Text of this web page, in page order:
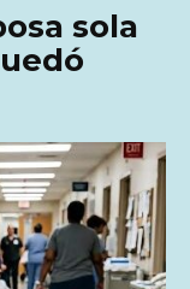
sola